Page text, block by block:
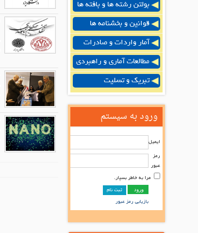
بولتن رشته ها و بافته ها
قوانین و بخشنامه ها
آمار واردات و صادرات
مطالعات آماری و راهبردی
تبریک و تسلیت
ورود به سیستم
ایمیل
رمز
عبور
مرا به خاطر بسپار.
ثبت نام
بازیابی رمز عبور